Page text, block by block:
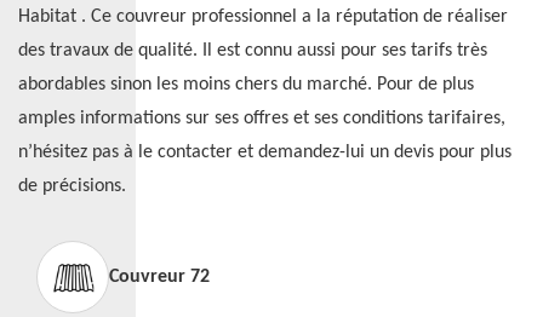
Habitat . Ce couvreur professionnel a la réputation de réaliser
des travaux de qualité. Il est connu aussi pour ses tarifs très
abordables sinon les moins chers du marché. Pour de plus
amples informations sur ses offres et ses conditions tarifaires,
n’hésitez pas à le contacter et demandez-lui un devis pour plus
de précisions.
Couvreur 72